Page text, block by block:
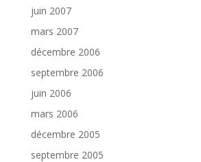
juin 2007
mars 2007
décembre 2006
septembre 2006
juin 2006
mars 2006
décembre 2005
septembre 2005